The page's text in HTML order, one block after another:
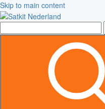
Skip to main content